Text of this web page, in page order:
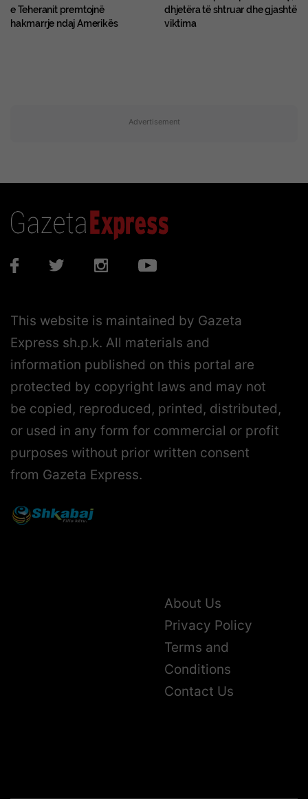
e Teheranit premtojnë
hakmarrje ndaj Amerikës
dhjetëra të shtruar dhe gjashtë
viktima
Advertisement
This website is maintained by Gazeta
Express sh.p.k. All materials and
information published on this portal are
protected by copyright laws and may not
be copied, reproduced, printed, distributed,
or used in any form for commercial or profit
purposes without prior written consent
from Gazeta Express.
About Us
Privacy Policy
Terms and
Conditions
Contact Us